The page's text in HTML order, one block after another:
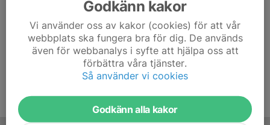
Godkänn kakor
Vi använder oss av kakor (cookies) för att vår
webbplats ska fungera bra för dig. De används
även för webbanalys i syfte att hjälpa oss att
förbättra våra tjänster.
Så använder vi cookies
Godkänn alla kakor